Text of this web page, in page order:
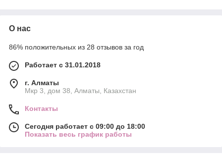
продукция
препараты для поднятия иммунитета, которые
соответствующими службами. Мы ведем прямое
сотрудничество с известными изготовителями.
О нас
86% положительных из 28 отзывов за год
Работает с 31.01.2018
г. Алматы
Мкр 3, дом 38, Алматы, Казахстан
Контакты
Сегодня работает с 09:00 до 18:00
Показать весь график работы